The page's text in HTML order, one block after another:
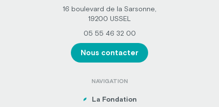
16 boulevard de la Sarsonne,
19200 USSEL
05 55 46 32 00
Nous contacter
NAVIGATION
La Fondation